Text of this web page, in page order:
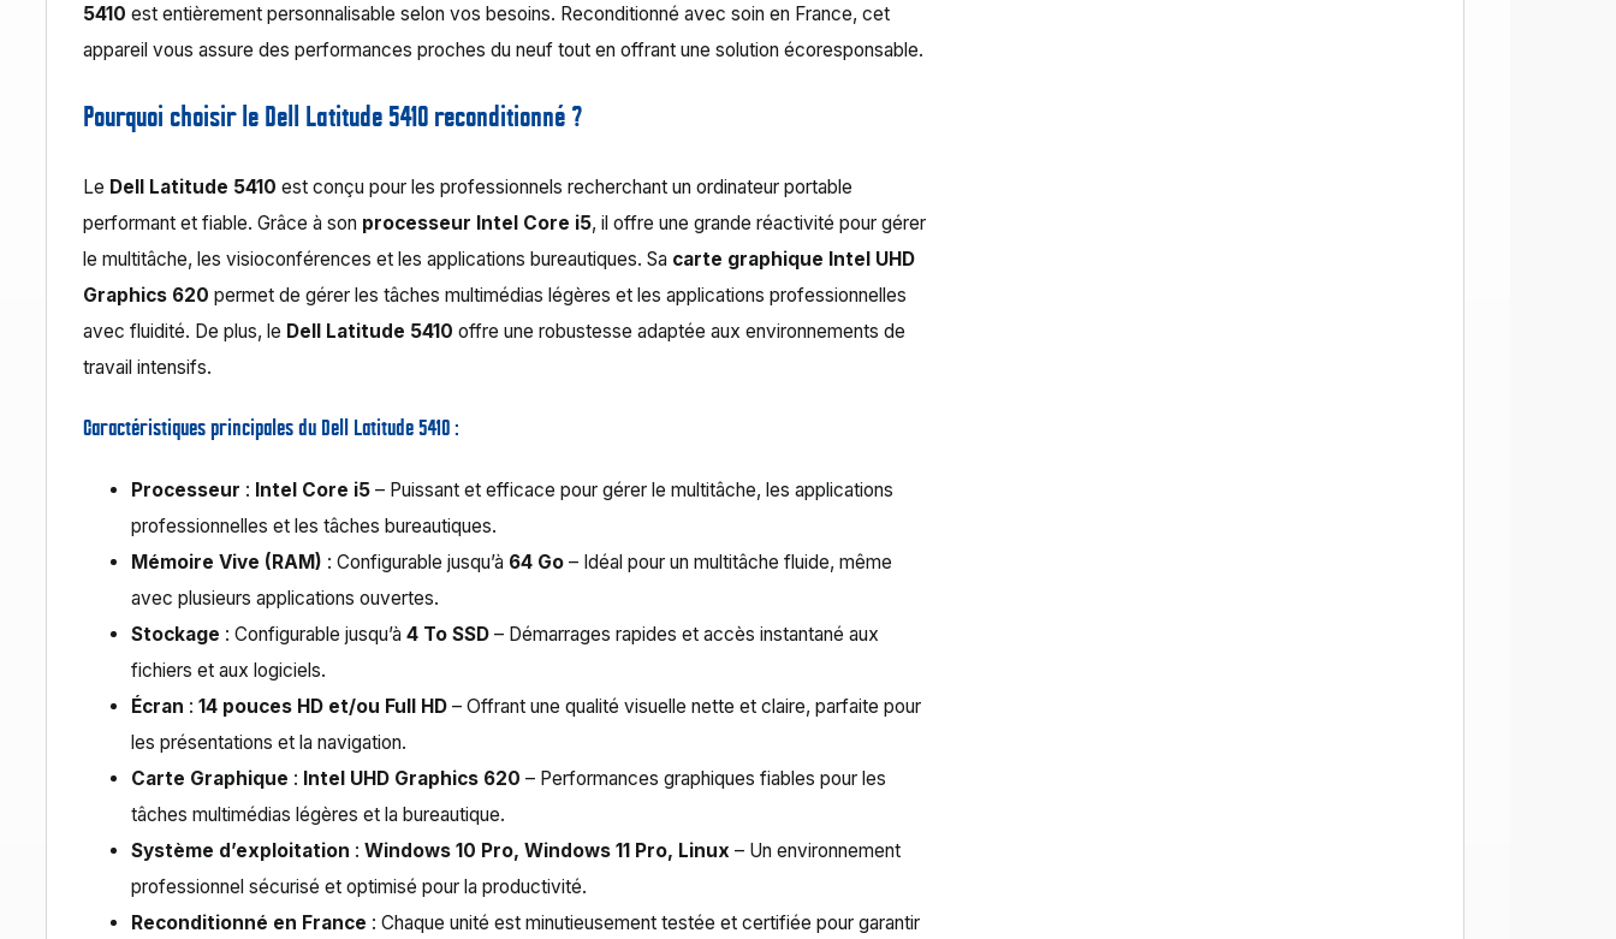
5410 est entièrement personnalisable selon vos besoins. Reconditionné avec soin en France, cet
appareil vous assure des performances proches du neuf tout en offrant une solution écoresponsable.
Pourquoi choisir le Dell Latitude 5410 reconditionné ?
Le Dell Latitude 5410 est conçu pour les professionnels recherchant un ordinateur portable
performant et fiable. Grâce à son processeur Intel Core i5, il offre une grande réactivité pour gérer
le multitâche, les visioconférences et les applications bureautiques. Sa carte graphique Intel UHD
Graphics 620 permet de gérer les tâches multimédias légères et les applications professionnelles
avec fluidité. De plus, le Dell Latitude 5410 offre une robustesse adaptée aux environnements de
travail intensifs.
Caractéristiques principales du Dell Latitude 5410 :
Processeur : Intel Core i5 – Puissant et efficace pour gérer le multitâche, les applications
professionnelles et les tâches bureautiques.
Mémoire Vive (RAM) : Configurable jusqu’à 64 Go – Idéal pour un multitâche fluide, même
avec plusieurs applications ouvertes.
Stockage : Configurable jusqu’à4 To SSD – Démarrages rapides et accès instantané aux
fichiers et aux logiciels.
Écran :14 pouces HD et/ou Full HD – Offrant une qualité visuelle nette et claire, parfaite pour
les présentations et la navigation.
Carte Graphique : Intel UHD Graphics 620 – Performances graphiques fiables pour les
tâches multimédias légères et la bureautique.
Système d’exploitation :Windows 10 Pro, Windows 11 Pro, Linux – Un environnement
professionnel sécurisé et optimisé pour la productivité.
Reconditionné en France : Chaque unité est minutieusement testée et certifiée pour garantir